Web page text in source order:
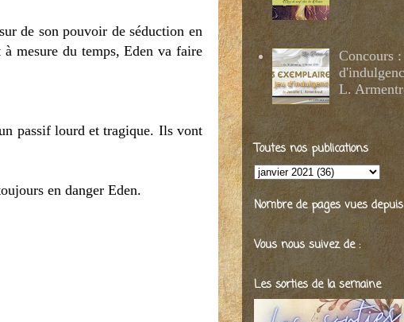
de son pouvoir de séduction en
mesure du temps, Eden va faire
passif lourd et tragique. Ils vont
en danger Eden.
Concours :
L.
Toutes nos publications
Nombre de pages vues depuis
Vous nous suivez de :
Les sorties de la semaine